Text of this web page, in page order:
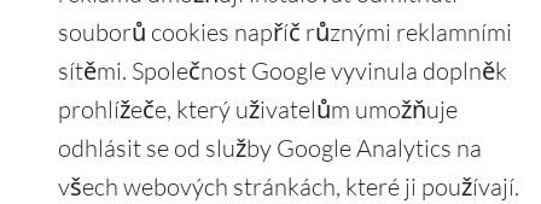
souborů cookies napříč různými reklamními
sítěmi. Společnost Google vyvinula doplněk
prohlížeče, který uživatelům umožňuje
odhlásit se od služby Google Analytics na
všech webových stránkách, které ji používají.